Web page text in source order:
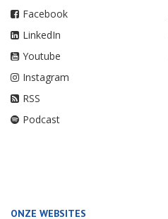
Facebook
LinkedIn
Youtube
Instagram
RSS
Podcast
ONZE WEBSITES